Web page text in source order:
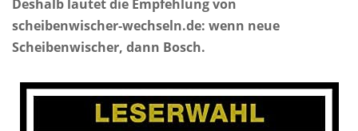
Deshalb lautet die Empfehlung von
scheibenwischer-wechseln.de: wenn neue
Scheibenwischer, dann Bosch.